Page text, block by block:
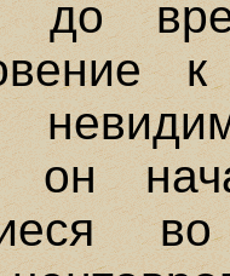
до
он